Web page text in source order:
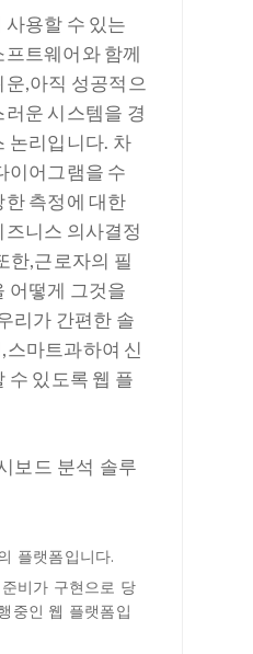
용할 수 있는
트웨어와 함께
,아직 성공적으
운 시스템을 경
논리입니다. 차
이어그램을 수
측정에 대한
니스 의사결정
한,근로자의 필
어떻게 그것을
리가 간편한 솔
마트과하여 신
수 있도록 웹 플
보드 분석 솔루
플랫폼입니다.
비가 구현으로 당
중인 웹 플랫폼입